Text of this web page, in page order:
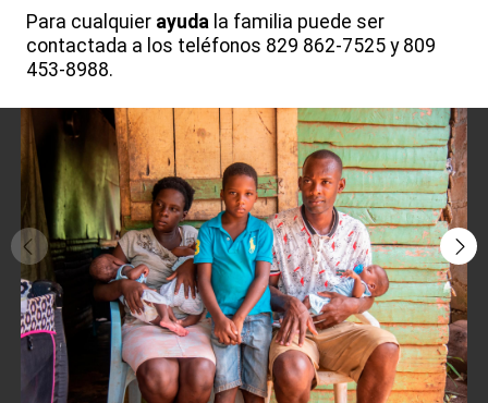
Para cualquier ayuda la familia puede ser
contactada a los teléfonos 829 862-7525 y 809
453-8988.